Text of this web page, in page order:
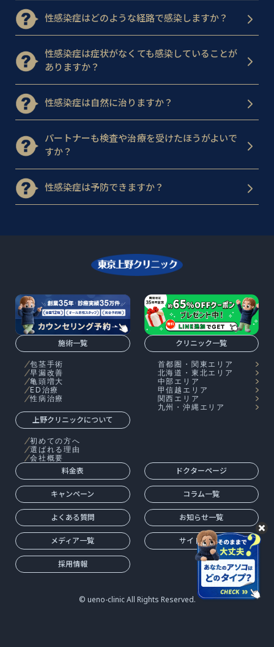
性感染症はどのような経路で感染しますか？
性感染症は症状がなくても感染していることが
ありますか？
性感染症は自然に治りますか？
パートナーも検査や治療を受けたほうがよいで
すか？
性感染症は予防できますか？
施術一覧
包茎手術
早漏改善
亀頭増大
ED治療
性病治療
クリニック一覧
首都圏・関東エリア
北海道・東北エリア
中部エリア
甲信越エリア
関西エリア
九州・沖縄エリア
上野クリニックについて
初めての方へ
選ばれる理由
会社概要
料金表 ドクターページ
キャンペーン コラム一覧
よくある質問 お知らせ一覧
メディア一覧 サイトマップ
採用情報
© ueno-clinic All Rights Reserved.